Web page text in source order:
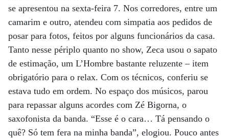
se apresentou na sexta-feira 7. Nos corredores, entre um
camarim e outro, atendeu com simpatia aos pedidos de
posar para fotos, feitos por alguns funcionários da casa.
Tanto nesse périplo quanto no show, Zeca usou o sapato
de estimação, um L’Hombre bastante reluzente – item
obrigatório para o relax. Com os técnicos, conferiu se
estava tudo em ordem. No espaço dos músicos, parou
para repassar alguns acordes com Zé Bigorna, o
saxofonista da banda. “Esse é o cara… Tá pensando o
quê? Só tem fera na minha banda”, elogiou. Pouco antes